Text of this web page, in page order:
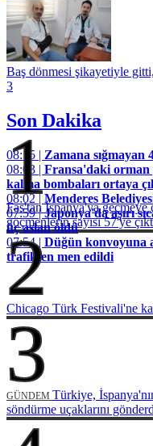
Baş dönmesi şikayetiyle
3
Son Dakika
08:15 | Zamana sığmayan
08:03 | Fransa'daki orman
kalma bombaları ortaya
08:02 |Menderes
07:59 |Japonya'da aşırı
üç aslan öldü
07:54 | Düğün konvoyuna
trafikten men edildi
1
Fas'tan İspanya'ya geçmeye
göçmenlerin sayısı 57'ye
2
Chicago Türk Festivali'ne
3
GÜNDEM Türkiye,
söndürme uçaklarını